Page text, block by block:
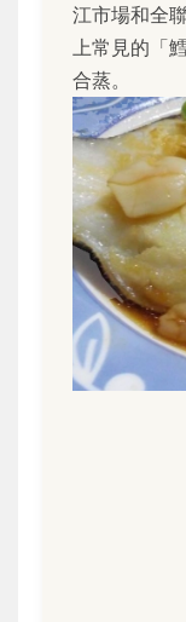
江市場和全
上常見的「
合蒸。